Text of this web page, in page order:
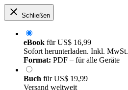
Schließen
eBook fürUS$ 16,99
Sofort herunterladen. Inkl. MwSt.
Format: PDF – für alle Geräte
Buch fürUS$ 19,99
Versand weltweit